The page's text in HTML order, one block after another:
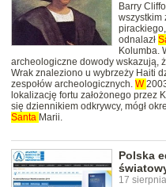
Barry
wszystkim
odnalazł
Kolumba.
archeologiczne dowody wskazują,
Wrak znaleziono u wybrzeży Haiti
zespołów archeologicznych. W
lokalizację fortu założonego przez
się dziennikiem odkrywcy, mógł
Santa Marii.
Polska
17